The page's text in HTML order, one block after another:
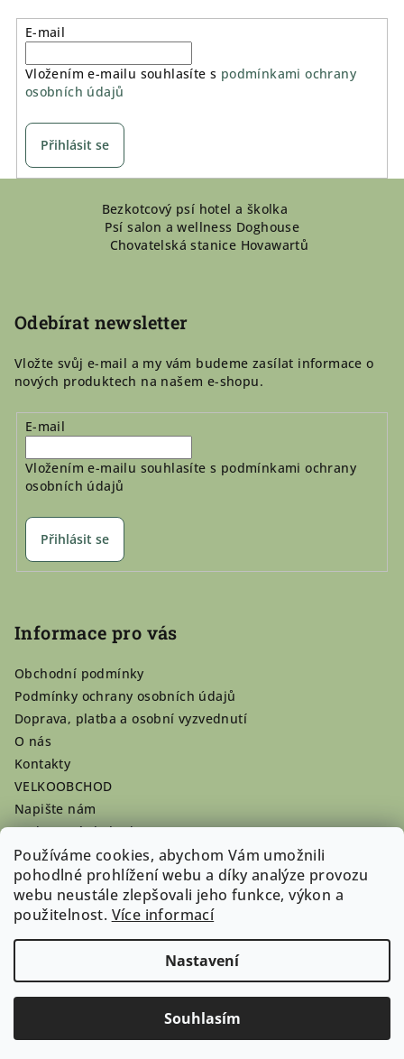
Používáme cookies, abychom Vám umožnili
pohodlné prohlížení webu a díky analýze provozu
webu neustále zlepšovali jeho funkce, výkon a
použitelnost. Více informací
Nastavení
Souhlasím
E-mail
Vložením e-mailu souhlasíte s podmínkami ochrany
osobních údajů
Přihlásit se
Bezkotcový psí hotel a školka
Psí salon a wellness Doghouse
Chovatelská stanice Hovawartů
Odebírat newsletter
Vložte svůj e-mail a my vám budeme zasílat informace o
nových produktech na našem e-shopu.
E-mail
Vložením e-mailu souhlasíte s podmínkami ochrany
osobních údajů
Přihlásit se
Informace pro vás
Obchodní podmínky
Podmínky ochrany osobních údajů
Doprava, platba a osobní vyzvednutí
O nás
Kontakty
VELKOOBCHOD
Napište nám
Hodnocení obchodu
Registrace se vyplatí!
Pamlsky na míru
Nepřevzaté dobírky
Copyright 2026Doghouse-shop.cz. Všechna práva
vyhrazena.
Vytvořil Shoptet